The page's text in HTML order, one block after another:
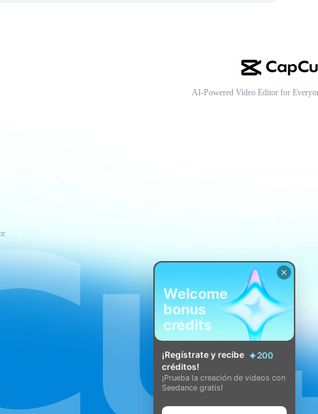
AI-Powered Video Editor for
Welcome
bonus
credits
¡Regístrate y recibe
200
créditos!
¡Prueba la creación de videos con
Seedance gratis!